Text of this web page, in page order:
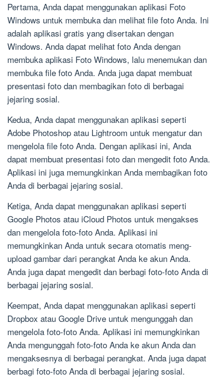
Pertama, Anda dapat menggunakan aplikasi Foto
Windows untuk membuka dan melihat file foto Anda. Ini
adalah aplikasi gratis yang disertakan dengan
Windows. Anda dapat melihat foto Anda dengan
membuka aplikasi Foto Windows, lalu menemukan dan
membuka file foto Anda. Anda juga dapat membuat
presentasi foto dan membagikan foto di berbagai
jejaring sosial.
Kedua, Anda dapat menggunakan aplikasi seperti
Adobe Photoshop atau Lightroom untuk mengatur dan
mengelola file foto Anda. Dengan aplikasi ini, Anda
dapat membuat presentasi foto dan mengedit foto Anda.
Aplikasi ini juga memungkinkan Anda membagikan foto
Anda di berbagai jejaring sosial.
Ketiga, Anda dapat menggunakan aplikasi seperti
Google Photos atau iCloud Photos untuk mengakses
dan mengelola foto-foto Anda. Aplikasi ini
memungkinkan Anda untuk secara otomatis meng-
upload gambar dari perangkat Anda ke akun Anda.
Anda juga dapat mengedit dan berbagi foto-foto Anda di
berbagai jejaring sosial.
Keempat, Anda dapat menggunakan aplikasi seperti
Dropbox atau Google Drive untuk mengunggah dan
mengelola foto-foto Anda. Aplikasi ini memungkinkan
Anda mengunggah foto-foto Anda ke akun Anda dan
mengaksesnya di berbagai perangkat. Anda juga dapat
berbagi foto-foto Anda di berbagai jejaring sosial.